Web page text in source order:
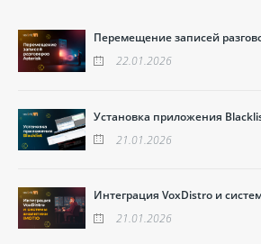
Перемещение записей
22.01.2026
Установка приложения
21.01.2026
Интеграция VoxDistro и
21.01.2026